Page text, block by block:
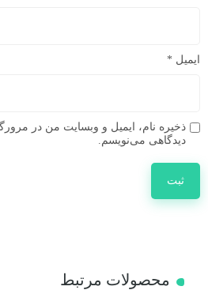
ایمیل *
ذخیره نام، ایمیل و وبسایت من در
دیدگاهی می‌نویسم.
محصولات مرتبط